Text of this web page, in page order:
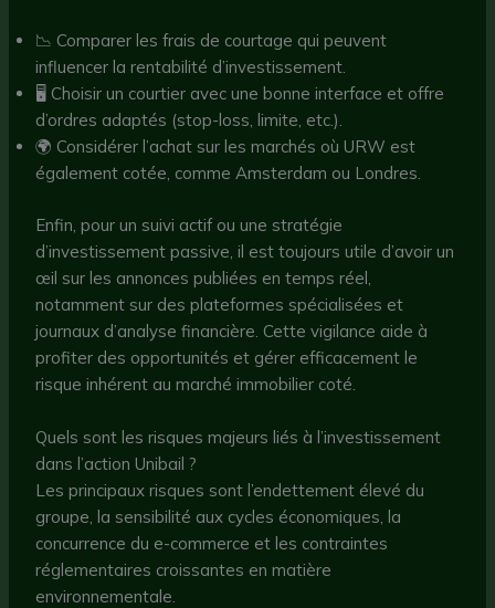
📉 Comparer les frais de courtage qui peuvent
influencer la rentabilité d’investissement.
🖥️ Choisir un courtier avec une bonne interface et offre
d’ordres adaptés (stop-loss, limite, etc.).
🌍 Considérer l’achat sur les marchés où URW est
également cotée, comme Amsterdam ou Londres.
Enfin, pour un suivi actif ou une stratégie
d’investissement passive, il est toujours utile d’avoir un
œil sur les annonces publiées en temps réel,
notamment sur des plateformes spécialisées et
journaux d’analyse financière. Cette vigilance aide à
profiter des opportunités et gérer efficacement le
risque inhérent au marché immobilier coté.
Quels sont les risques majeurs liés à l’investissement
dans l’action Unibail ?
Les principaux risques sont l’endettement élevé du
groupe, la sensibilité aux cycles économiques, la
concurrence du e-commerce et les contraintes
réglementaires croissantes en matière
environnementale.